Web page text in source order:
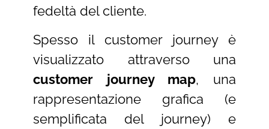
fedeltà del cliente.
Spesso il customer journey è
visualizzato attraverso una
customer journey map, una
rappresentazione grafica (e
semplificata del journey) e